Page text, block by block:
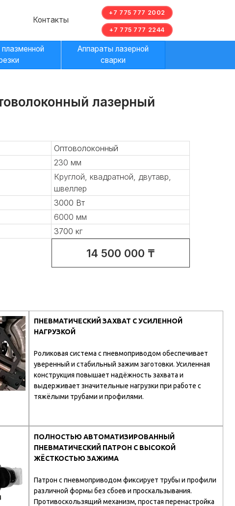
Аппараты лазерной
+7 775 777 2002
+7 775 777 2244
лазерный
Оптоволоконный
230 мм
Круглой, квадратной, двутавр,
швеллер
3000 Вт
6000 мм
3700 кг
14 500 000 ₸
ПОЛНОСТЬЮ АВТОМАТИЗИРОВАННЫЙ
ПНЕВМАТИЧЕСКИЙ ПАТРОН С ВЫСОКОЙ
ЖЁСТКОСТЬЮ ЗАЖИМА
Патрон с пневмоприводом фиксирует трубы и профили
различной формы без сбоев и проскальзывания.
Противоскользящий механизм, простая перенастройка
ПНЕВМАТИЧЕСКИЙ ЗАХВАТ С УСИЛЕННОЙ
НАГРУЗКОЙ
Роликовая система с пневмоприводом обеспечивает
уверенный и стабильный зажим заготовки. Усиленная
конструкция повышает надёжность захвата и
выдерживает значительные нагрузки при работе с
тяжёлыми трубами и профилями.